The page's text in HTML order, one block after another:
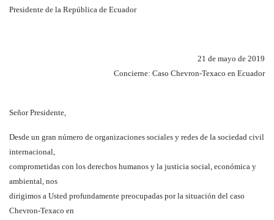
Presidente de la República de Ecuador
21 de mayo de 2019
Concierne: Caso Chevron-Texaco en Ecuador
Señor Presidente,
Desde un gran número de organizaciones sociales y redes de la sociedad civil
internacional,
comprometidas con los derechos humanos y la justicia social, económica y
ambiental, nos
dirigimos a Usted profundamente preocupadas por la situación del caso
Chevron-Texaco en